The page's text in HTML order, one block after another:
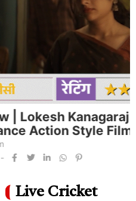
Kanagaraj
Style Film
Live Cricket